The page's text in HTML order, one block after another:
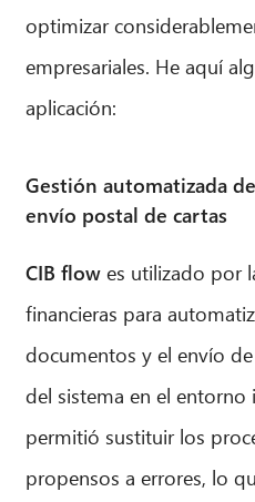
optimizar
empresariales. He aquí
aplicación:
Gestión automatizada
envío postal de cartas
CIB flow es utilizado por
financieras para
documentos y el envío
del sistema en el
permitió sustituir los
propensos a errores, lo